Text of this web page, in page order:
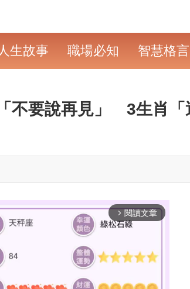
生故事 職場必知 智慧格言
不要說再見」 3生肖「
arrow_forward_ios 閱讀文章